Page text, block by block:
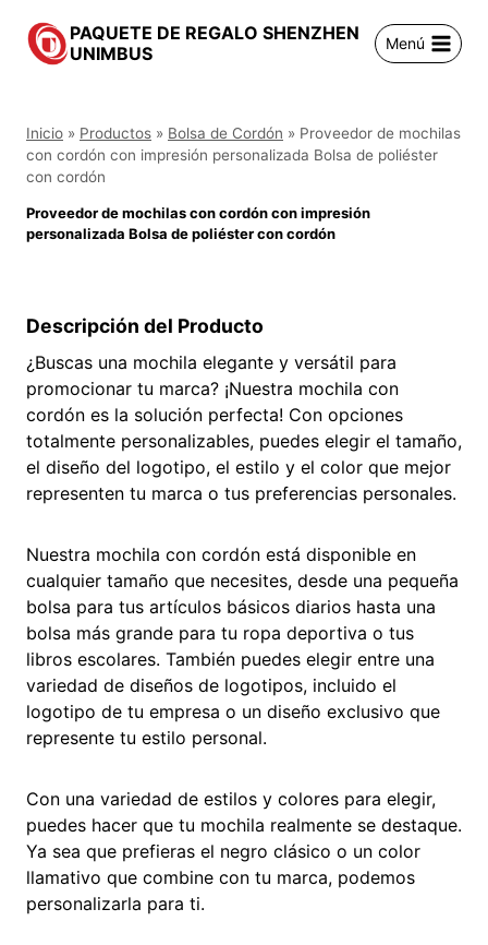
contenido
PAQUETE DE REGALO SHENZHEN
UNIMBUS
Menú
Inicio » Productos » Bolsa de Cordón » Proveedor de mochilas
con cordón con impresión personalizada Bolsa de poliéster
con cordón
Proveedor de mochilas con cordón con impresión
personalizada Bolsa de poliéster con cordón
Descripción del Producto
¿Buscas una mochila elegante y versátil para
promocionar tu marca? ¡Nuestra mochila con
cordón es la solución perfecta! Con opciones
totalmente personalizables, puedes elegir el tamaño,
el diseño del logotipo, el estilo y el color que mejor
representen tu marca o tus preferencias personales.
Nuestra mochila con cordón está disponible en
cualquier tamaño que necesites, desde una pequeña
bolsa para tus artículos básicos diarios hasta una
bolsa más grande para tu ropa deportiva o tus
libros escolares. También puedes elegir entre una
variedad de diseños de logotipos, incluido el
logotipo de tu empresa o un diseño exclusivo que
represente tu estilo personal.
Con una variedad de estilos y colores para elegir,
puedes hacer que tu mochila realmente se destaque.
Ya sea que prefieras el negro clásico o un color
llamativo que combine con tu marca, podemos
personalizarla para ti.